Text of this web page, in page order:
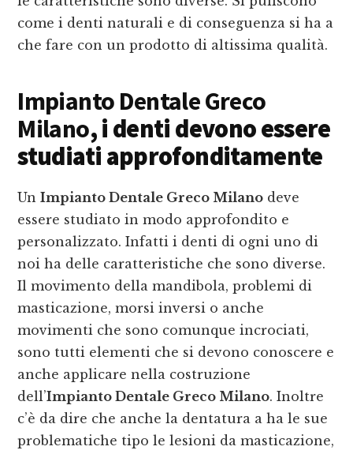
come i denti naturali e di conseguenza si ha a
che fare con un prodotto di altissima qualità.
Impianto Dentale Greco
Milano, i denti devono essere
studiati approfonditamente
UnImpianto Dentale Greco Milano deve
essere studiato in modo approfondito e
personalizzato. Infatti i denti di ogni uno di
noi ha delle caratteristiche che sono diverse.
Il movimento della mandibola, problemi di
masticazione, morsi inversi o anche
movimenti che sono comunque incrociati,
sono tutti elementi che si devono conoscere e
anche applicare nella costruzione
dell’Impianto Dentale Greco Milano. Inoltre
c’è da dire che anche la dentatura a ha le sue
problematiche tipo le lesioni da masticazione,